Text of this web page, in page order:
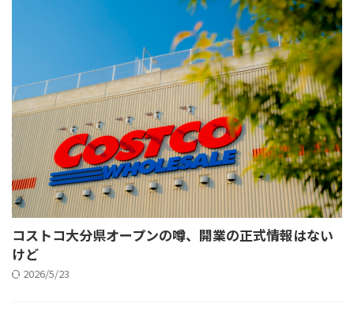
コストコ大分県オープンの噂、開業の正式情報はない
けど
2026/5/23